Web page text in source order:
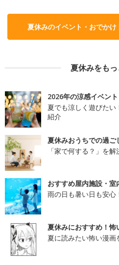
夏休みのイベント・おでか
夏休みをも
2026年の涼感イベン
夏でも涼しく遊びたい
紹介
夏休みおうちでの過ご
「家で何する？」を
おすすめ屋内施設・室
雨の日も暑い日も安
夏休みにおすすめ！怖
夏に読みたい怖い漫画